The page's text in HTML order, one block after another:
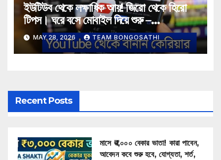
ইউটিউব থেকে লক্ষাধিক আয়! জিরো থেকে হিরো
টিপস। ঘরে বসে মোবাইল দিয়ে শুরু –
YouTube Career Tips 2026
MAY 28, 2026 TEAM BONGOSATHI
Recent Posts
মাসে ₹৩,০০০ বেকার ভাতা! কারা পাবেন,
আবেদন কবে শুরু হবে, যোগ্যতা, শর্ত,